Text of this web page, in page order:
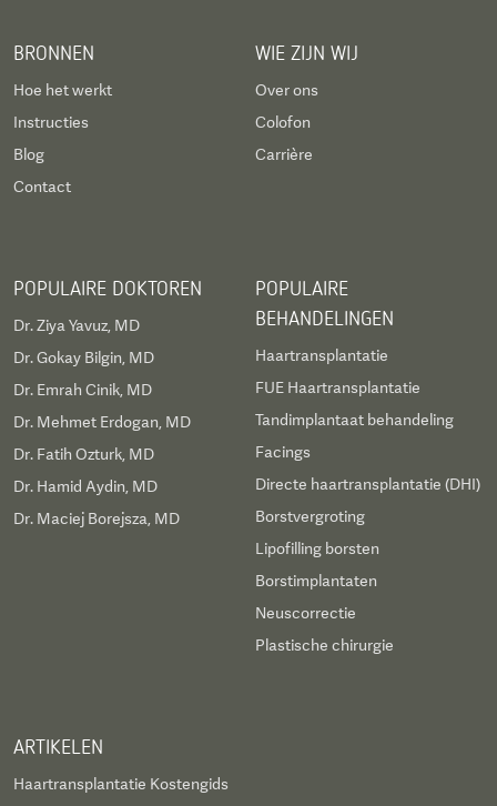
BRONNEN
Hoe het werkt
Instructies
Blog
Contact
WIE ZIJN WIJ
Over ons
Colofon
Carrière
POPULAIRE DOKTOREN
Dr. Ziya Yavuz, MD
Dr. Gokay Bilgin, MD
Dr. Emrah Cinik, MD
Dr. Mehmet Erdogan, MD
Dr. Fatih Ozturk, MD
Dr. Hamid Aydin, MD
Dr. Maciej Borejsza, MD
POPULAIRE
BEHANDELINGEN
Haartransplantatie
FUE Haartransplantatie
Tandimplantaat behandeling
Facings
Directe haartransplantatie (DHI)
Borstvergroting
Lipofilling borsten
Borstimplantaten
Neuscorrectie
Plastische chirurgie
ARTIKELEN
Haartransplantatie Kostengids